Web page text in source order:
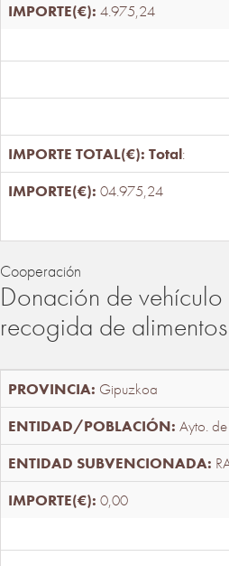
4.975,24
Total:
04.975,24
Cooperación
Donación de
recogida de alimentos
Gipuzkoa
Ayto.
0,00